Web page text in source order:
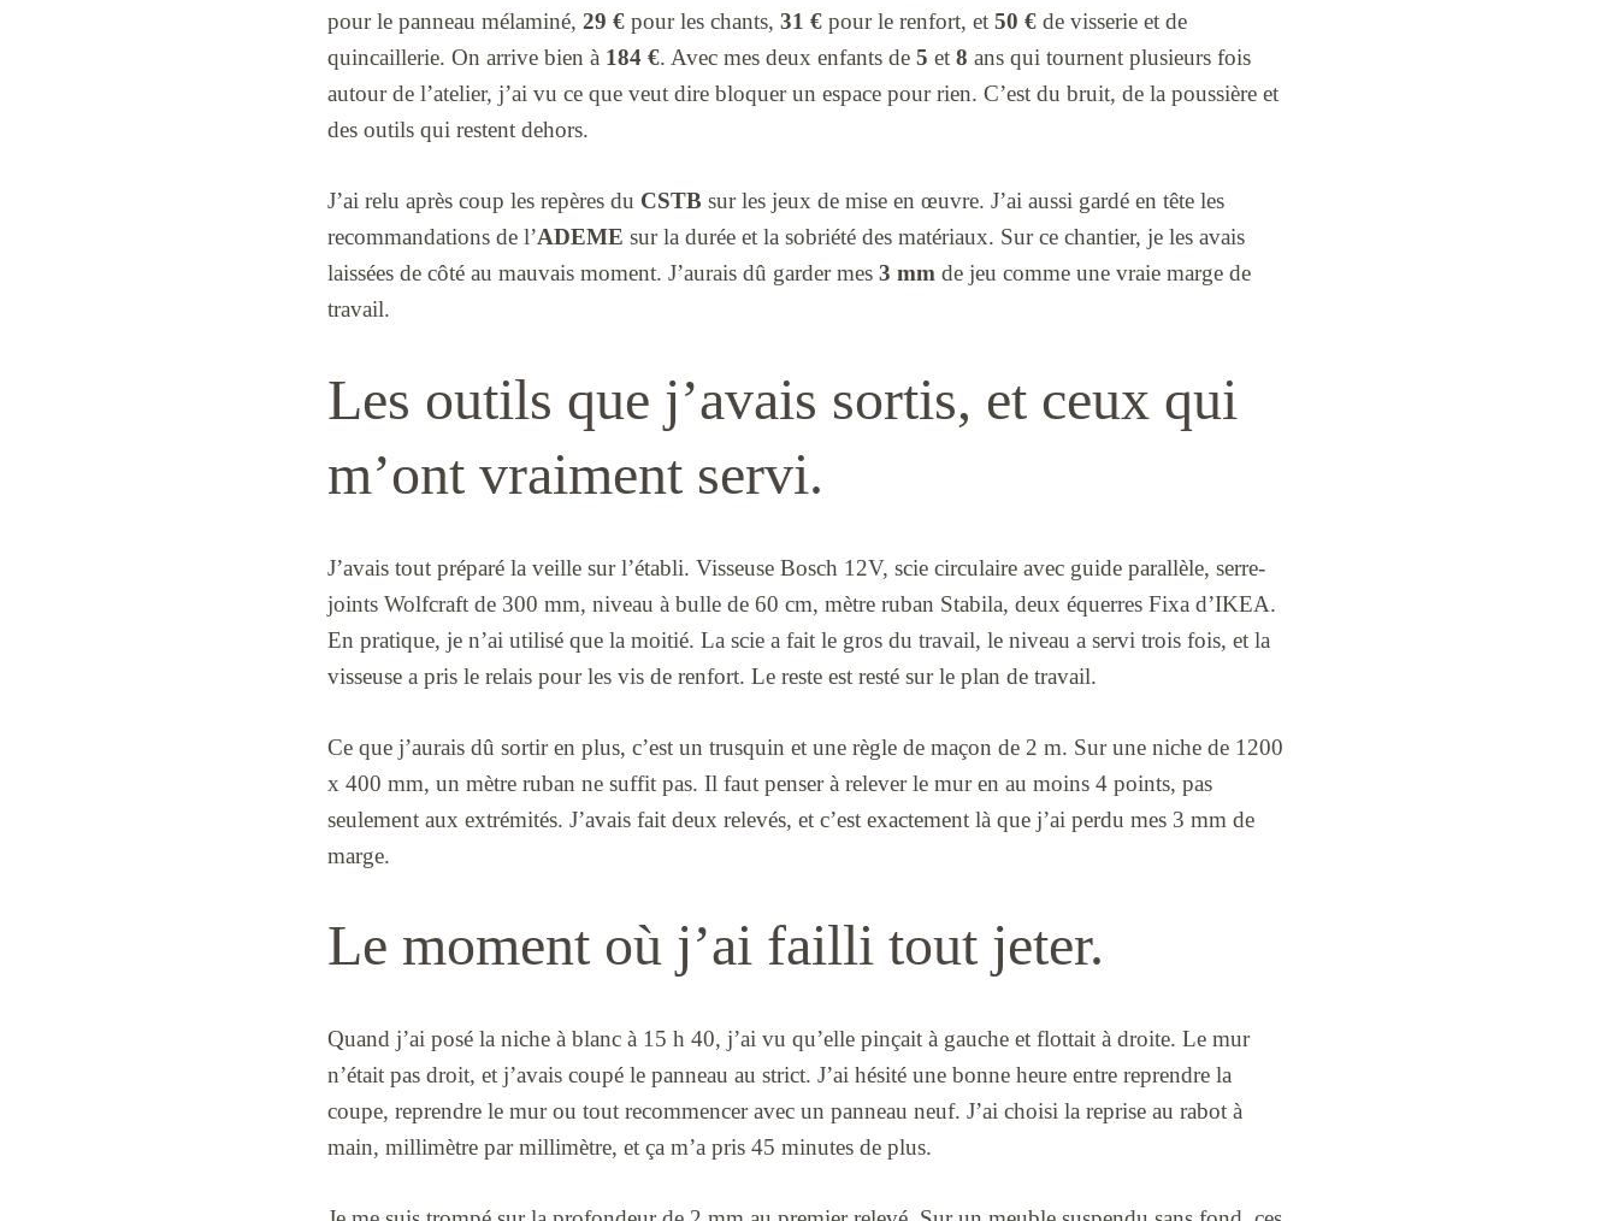
pour le panneau mélaminé, 29 € pour les chants, 31 € pour le renfort, et 50 € de visserie et de
quincaillerie. On arrive bien à 184 €. Avec mes deux enfants de 5 et 8 ans qui tournent plusieurs fois
autour de l’atelier, j’ai vu ce que veut dire bloquer un espace pour rien. C’est du bruit, de la poussière et
des outils qui restent dehors.
J’ai relu après coup les repères du CSTB sur les jeux de mise en œuvre. J’ai aussi gardé en tête les
recommandations de l’ADEME sur la durée et la sobriété des matériaux. Sur ce chantier, je les avais
laissées de côté au mauvais moment. J’aurais dû garder mes 3 mm de jeu comme une vraie marge de
travail.
Les outils que j’avais sortis, et ceux qui
m’ont vraiment servi.
J’avais tout préparé la veille sur l’établi. Visseuse Bosch 12V, scie circulaire avec guide parallèle, serre-
joints Wolfcraft de 300 mm, niveau à bulle de 60 cm, mètre ruban Stabila, deux équerres Fixa d’IKEA.
En pratique, je n’ai utilisé que la moitié. La scie a fait le gros du travail, le niveau a servi trois fois, et la
visseuse a pris le relais pour les vis de renfort. Le reste est resté sur le plan de travail.
Ce que j’aurais dû sortir en plus, c’est un trusquin et une règle de maçon de 2 m. Sur une niche de 1200
x 400 mm, un mètre ruban ne suffit pas. Il faut penser à relever le mur en au moins 4 points, pas
seulement aux extrémités. J’avais fait deux relevés, et c’est exactement là que j’ai perdu mes 3 mm de
marge.
Le moment où j’ai failli tout jeter.
Quand j’ai posé la niche à blanc à 15 h 40, j’ai vu qu’elle pinçait à gauche et flottait à droite. Le mur
n’était pas droit, et j’avais coupé le panneau au strict. J’ai hésité une bonne heure entre reprendre la
coupe, reprendre le mur ou tout recommencer avec un panneau neuf. J’ai choisi la reprise au rabot à
main, millimètre par millimètre, et ça m’a pris 45 minutes de plus.